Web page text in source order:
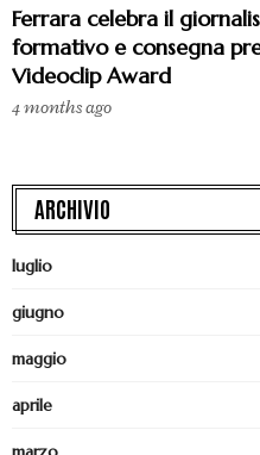
Ferrara celebra il
formativo e consegna
Videoclip Award
4 months ago
ARCHIVIO
luglio
giugno
maggio
aprile